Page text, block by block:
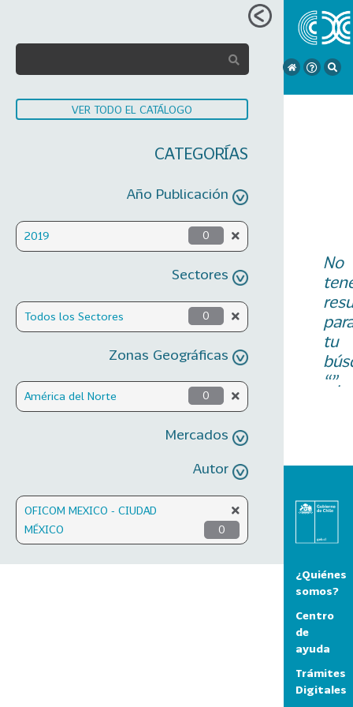
VER TODO EL CATÁLOGO
CATEGORÍAS
Año Publicación
2019 0
Sectores
Todos los Sectores 0
Zonas Geográficas
América del Norte 0
Mercados
Autor
OFICOM MEXICO - CIUDAD
MÉXICO
0
No
tu
“”.
¿Quiénes
somos?
Centro
de
ayuda
Trámites
Digitales